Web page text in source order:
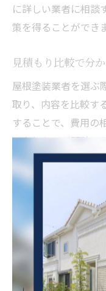
に詳しい業者に相談
策を得ることができ
見積もり比較で分
屋根塗装業者を選ぶ
取り、内容を比較す
することで、費用の
の有無などが明確に
価格差が大きい場合
異なることも多いの
見積もり書で必ず
類・グレード、下
す。例えば、安価な
補修作業が省略さ
もりにない追加工事